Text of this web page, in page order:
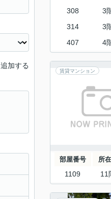
308 3
314 3
407 4
賃貸マンション
部屋番号 所
1109 11
追加する